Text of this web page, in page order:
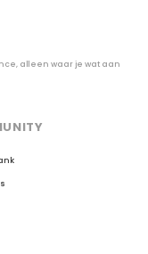
alleen waar je wat aan